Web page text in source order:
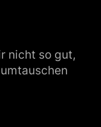
nicht so gut,